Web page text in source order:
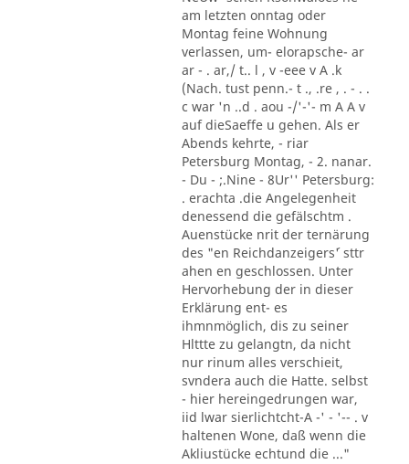
am letzten onntag oder
Montag feine Wohnung
verlassen, um- elorapsche- ar
ar - . ar,/ t.. l , v -eee v A .k
(Nach. tust penn.- t ., .re , . - . .
c war 'n ..d . aou -/'-'- m A A v
auf dieSaeffe u gehen. Als er
Abends kehrte, - riar
Petersburg Montag, - 2. nanar.
- Du - ;.Nine - 8Ur'' Petersburg:
. erachta .die Angelegenheit
denessend die gefälschtm .
Auenstücke nrit der ternärung
des "en Reichdanzeigers´' sttr
ahen en geschlossen. Unter
Hervorhebung der in dieser
Erklärung ent- es
ihmnmöglich, dis zu seiner
Hlttte zu gelangtn, da nicht
nur rinum alles verschieit,
svndera auch die Hatte. selbst
- hier hereingedrungen war,
iid lwar sierlichtcht-A -' - '-- . v
haltenen Wone, daß wenn die
Akliustücke echtund die ..."